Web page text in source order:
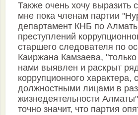
Также очень хочу выразить
мне пока членам партии
департамент КНБ по
преступлений
старшего следователя по
Каиржана Камзаева,
нами выявлен и раскрыт
коррупционного
должностными лицами в
жизнедеятельности
точно значит, что партия